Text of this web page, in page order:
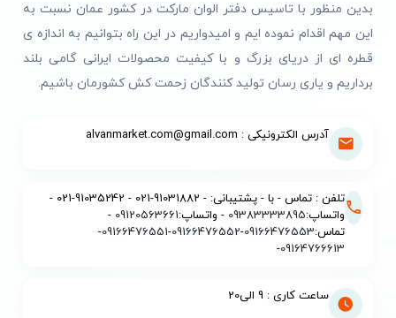
بدین منظور با تاسیس دفتر الوان مارکت در کشور عمان نسبت به
این مهم اقدام نموده ایم و امیدواریم در این راه بتوانیم به اندازه ی
قطره ای از دریای بزرگ و با کیفیت محصولات ایرانی گامی بلند
برداریم و یاری رسان تولید کنندگان زحمت کش کشورمان باشیم.
آدرس الکترونیکی : alvanmarket.com@gmail.com
تلفن : تماس - با - پشتیبانی: - 91031882-021 - 91035242-021 -
واتساپ:09383333895 - واتساپ:09120563661
-
تماس:09166476553
-
09166476552
-
09166476551
-
09164766613
-
ساعت کاری : 9 الی20